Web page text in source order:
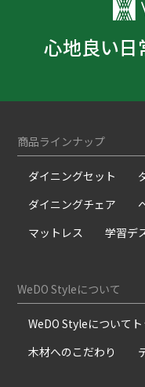
心地良い日
商品ラインナップ
ダイニングセット
ダイニングチェア
マットレス
学習デ
WeDO Styleについて
WeDO Styleについて
木材へのこだわり